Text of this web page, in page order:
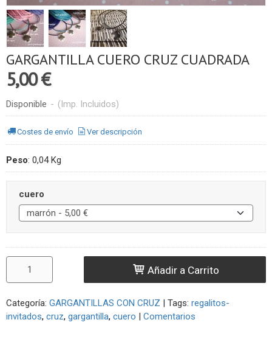
GARGANTILLA CUERO CRUZ CUADRADA
5,00 €
Disponible - (Imp. Incluidos)
Costes de envío Ver descripción
Peso: 0,04 Kg
cuero
Añadir a Carrito
Categoría: GARGANTILLAS CON CRUZ Tags: regalitos-
invitados cruz gargantilla cuero Comentarios